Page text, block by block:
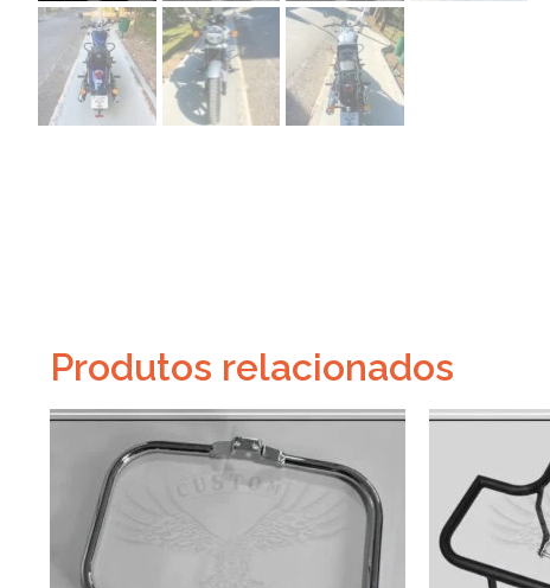
Produtos relacionados